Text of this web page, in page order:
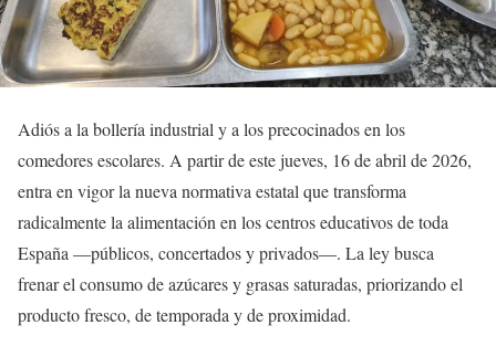
Adiós a la bollería industrial y a los precocinados en los
comedores escolares. A partir de este jueves, 16 de abril de 2026,
entra en vigor la nueva normativa estatal que transforma
radicalmente la alimentación en los centros educativos de toda
España —públicos, concertados y privados—. La ley busca
frenar el consumo de azúcares y grasas saturadas, priorizando el
producto fresco, de temporada y de proximidad.